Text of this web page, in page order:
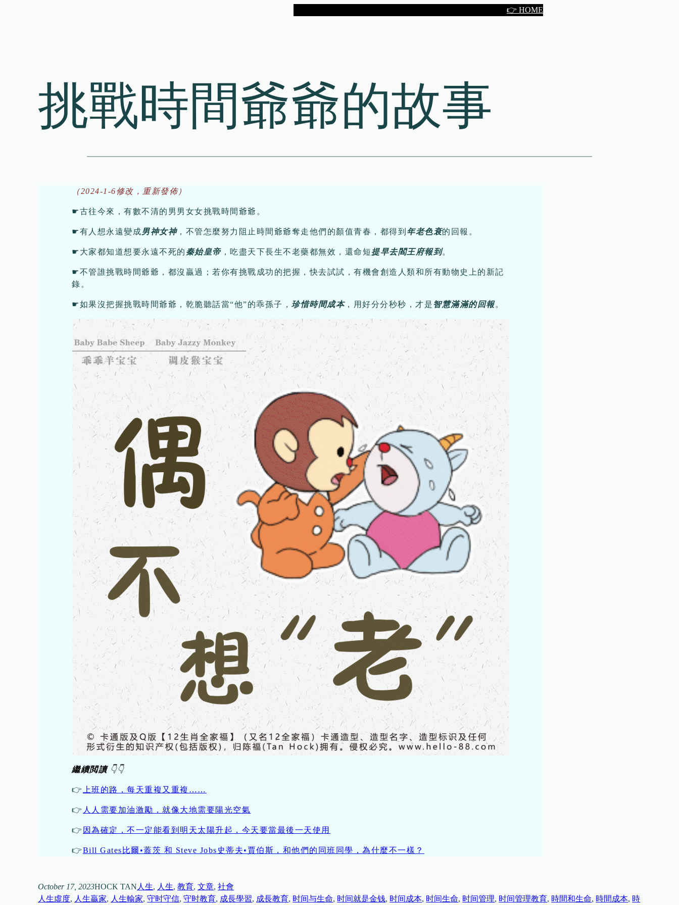
👉 HOME
挑戰時間爺爺的故事
（2024-1-6修改，重新發佈）
☛古往今來，有數不清的男男女女挑戰時間爺爺。
☛有人想永遠變成男神女神，不管怎麼努力阻止時間爺爺奪走他們的顏值青春，都得到 年老色衰的回報。
☛大家都知道想要永遠不死的秦始皇帝，吃盡天下長生不老藥都無效，還命短提早去閻王府報到。
☛不管誰挑戰時間爺爺，都沒贏過；若你有挑戰成功的把握，快去試試，有機會創造人類和所有動物史上的新記
錄。
☛如果沒把握挑戰時間爺爺，乾脆聽話當“他”的乖孫子，珍惜時間成本，用好分分秒秒，才是智慧滿滿的回報。
繼續閲讀👇👇
👉 上班的路，每天重複又重複……
👉 人人需要加油激勵，就像大地需要陽光空氣
👉 因為確定，不一定能看到明天太陽升起，今天要當最後一天使用
👉Bill Gates比爾•蓋茨 和 Steve Jobs史蒂夫•賈伯斯，和他們的同班同學，為什麼不一樣？
October 17, 2023HOCK TAN 人生, 人生, 教育, 文章, 社會
人生虛度, 人生贏家, 人生輸家, 守时守信, 守时教育, 成長學習, 成長教育, 时间与生命, 时间就是金钱, 时间成本, 时间生命, 时间管理, 时间管理教育, 時間和生命, 時間成本, 時